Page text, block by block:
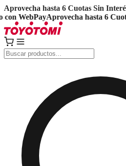
Aprovecha hasta 6 Cuotas Sin
WebPayAprovecha hasta 6